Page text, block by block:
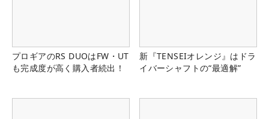
プロギアのRS DUOはFW・UT
も完成度が高く購入者続出！
新『TENSEIオレンジ』はドラ
イバーシャフトの“最適解”